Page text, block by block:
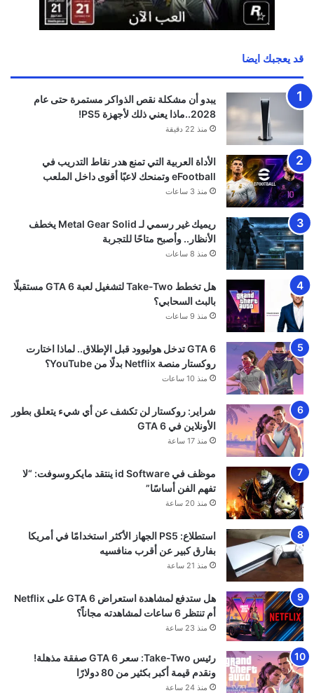
قد يعجبك ايضا
يبدو أن مشكلة نقص الذواكر مستمرة حتى عام
2028..ماذا يعني ذلك لأجهزة PS5!
منذ 22 دقيقة
الأداة العربية التي تمنع هدر نقاط التدريب في
eFootball وتمنحك لاعبًا أقوى داخل الملعب
منذ 3 ساعات
ريميك غير رسمي لـ Metal Gear Solid يخطف
الأنظار.. وأصبح متاحًا للتجربة
منذ 8 ساعات
هل تخطط Take-Two لتشغيل لعبة GTA 6 مستقبلًا
بالبث السحابي؟
منذ 9 ساعات
GTA 6 تدخل هوليوود قبل الإطلاق.. لماذا اختارت
روكستار منصة Netflix بدلًا من YouTube؟
منذ 10 ساعات
شراير: روكستار لن تكشف عن أي شيء يتعلق بطور
الأونلاين في GTA 6
منذ 17 ساعة
موظف في id Software ينتقد مايكروسوفت: “لا
تفهم الفن أساسًا”
منذ 20 ساعة
استطلاع: PS5 الجهاز الأكثر استخدامًا في أمريكا
بفارق كبير عن أقرب منافسيه
منذ 21 ساعة
هل ستدفع لمشاهدة استعراض GTA 6 على Netflix
أم تنتظر 6 ساعات لمشاهدته مجاناً؟
منذ 23 ساعة
رئيس Take-Two: سعر GTA 6 صفقة مذهلة!
ونقدم قيمة أكبر بكثير من 80 دولارًا
منذ 24 ساعة